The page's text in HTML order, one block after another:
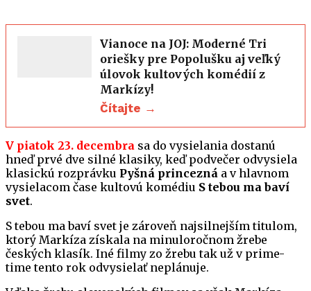
Vianoce na JOJ: Moderné Tri
oriešky pre Popolušku aj veľký
úlovok kultových komédií z
Markízy!
Čítajte →
V piatok 23. decembra sa do vysielania dostanú
hneď prvé dve silné klasiky, keď podvečer odvysiela
klasickú rozprávku Pyšná princezná a v hlavnom
vysielacom čase kultovú komédiu S tebou ma baví
svet.
S tebou ma baví svet je zároveň najsilnejším titulom,
ktorý Markíza získala na minuloročnom žrebe
českých klasík. Iné filmy zo žrebu tak už v prime-
time tento rok odvysielať neplánuje.